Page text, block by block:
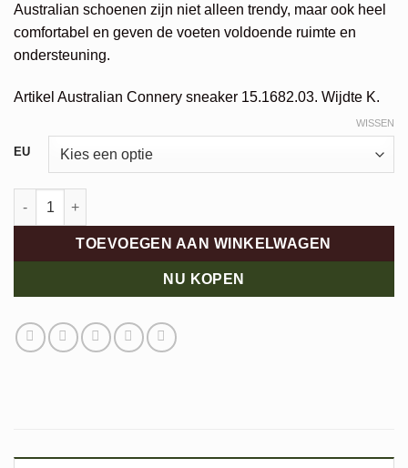
Australian schoenen zijn niet alleen trendy, maar ook heel
comfortabel en geven de voeten voldoende ruimte en
ondersteuning.
Artikel Australian Connery sneaker 15.1682.03. Wijdte K.
EU
WISSEN
Australian Connery aantal
TOEVOEGEN AAN WINKELWAGEN
NU KOPEN
Alternative: